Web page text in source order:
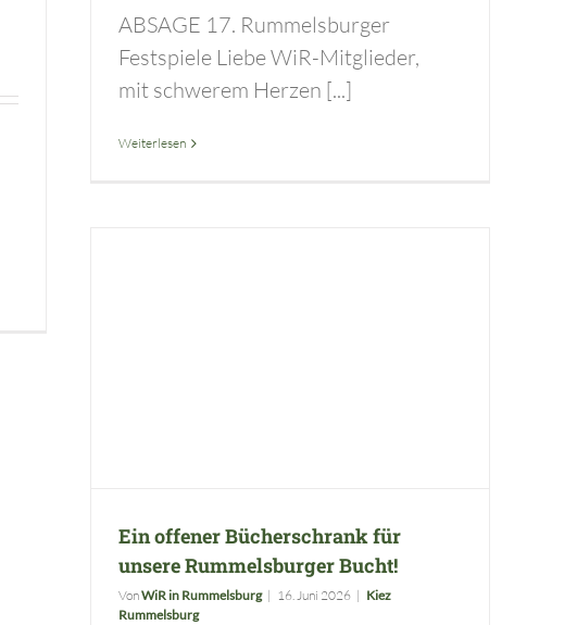
ABSAGE 17. Rummelsburger
Festspiele Liebe WiR-Mitglieder,
mit schwerem Herzen [...]
Weiterlesen
Ein offener Bücherschrank für
unsere Rummelsburger Bucht!
VonWiR in Rummelsburg | 16. Juni 2026 | Kiez
Rummelsburg